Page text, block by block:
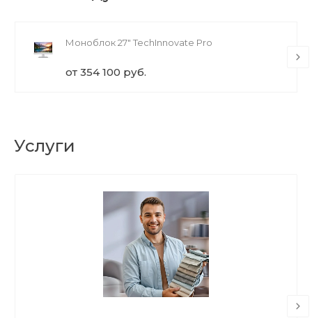
Моноблок 27" TechInnovate Pro
от 354 100 руб.
Услуги